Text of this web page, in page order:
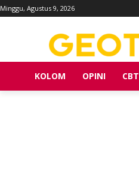
Minggu, Agustus 9, 2026
KOLOM OPINI CBT